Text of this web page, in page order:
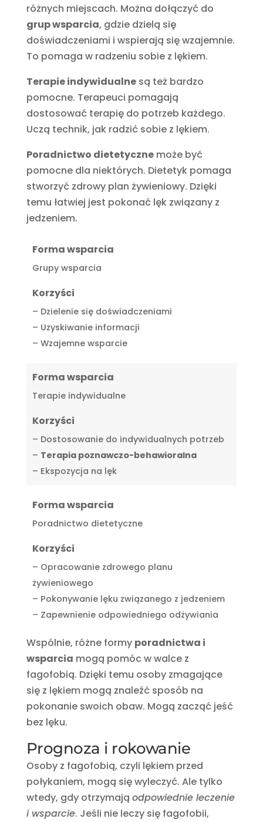
różnych miejscach. Można dołączyć do
grup wsparcia, gdzie dzielą się
doświadczeniami i wspierają się wzajemnie.
To pomaga w radzeniu sobie z lękiem.
Terapie indywidualnesą też bardzo
pomocne. Terapeuci pomagają
dostosować terapię do potrzeb każdego.
Uczą technik, jak radzić sobie z lękiem.
Poradnictwo dietetycznemoże być
pomocne dla niektórych. Dietetyk pomaga
stworzyć zdrowy plan żywieniowy. Dzięki
temu łatwiej jest pokonać lęk związany z
jedzeniem.
Forma wsparcia
Grupy wsparcia
Korzyści
– Dzielenie się doświadczeniami
– Uzyskiwanie informacji
– Wzajemne wsparcie
Forma wsparcia
Terapie indywidualne
Korzyści
– Dostosowanie do indywidualnych potrzeb
– Terapia poznawczo-behawioralna
– Ekspozycja na lęk
Forma wsparcia
Poradnictwo dietetyczne
Korzyści
– Opracowanie zdrowego planu
żywieniowego
– Pokonywanie lęku związanego z jedzeniem
– Zapewnienie odpowiedniego odżywiania
Wspólnie, różne formy poradnictwa i
wsparcia mogą pomóc w walce z
fagofobią. Dzięki temu osoby zmagające
się z lękiem mogą znaleźć sposób na
pokonanie swoich obaw. Mogą zacząć jeść
bez lęku.
Prognoza i rokowanie
Osoby z fagofobią, czyli lękiem przed
połykaniem, mogą się wyleczyć. Ale tylko
wtedy, gdy otrzymają odpowiednie leczenie
i wsparcie. Jeśli nie leczy się fagofobii,